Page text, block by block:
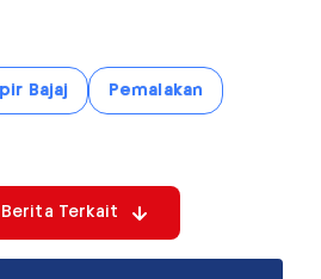
Bajaj Pemalakan
Berita Terkait